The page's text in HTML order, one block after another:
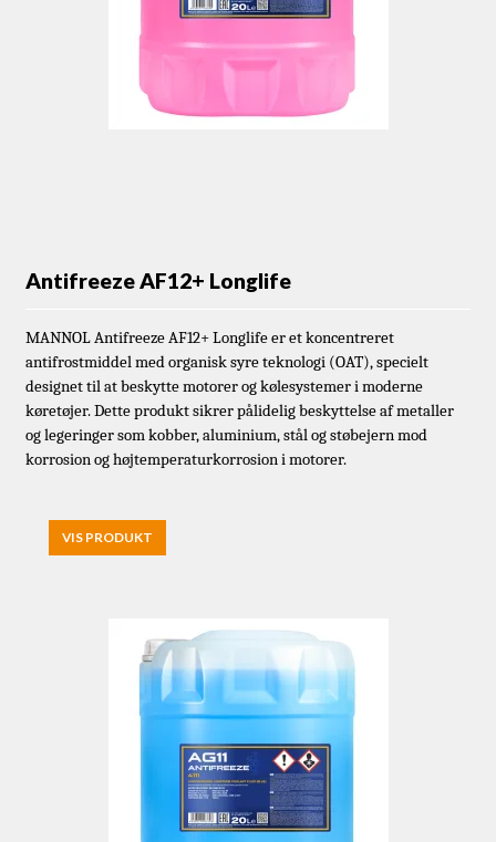
Antifreeze AF12+ Longlife
MANNOL Antifreeze AF12+ Longlife er et koncentreret
antifrostmiddel med organisk syre teknologi (OAT), specielt
designet til at beskytte motorer og kølesystemer i moderne
køretøjer. Dette produkt sikrer pålidelig beskyttelse af metaller
og legeringer som kobber, aluminium, stål og støbejern mod
korrosion og højtemperaturkorrosion i motorer.
VIS PRODUKT